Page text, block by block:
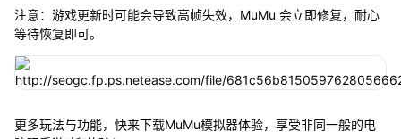
注意：游戏更新时可能会导致高帧失效，MuMu 会立即修复，耐心
等待恢复即可。
更多玩法与功能，快来下载MuMu模拟器体验，享受非同一般的电